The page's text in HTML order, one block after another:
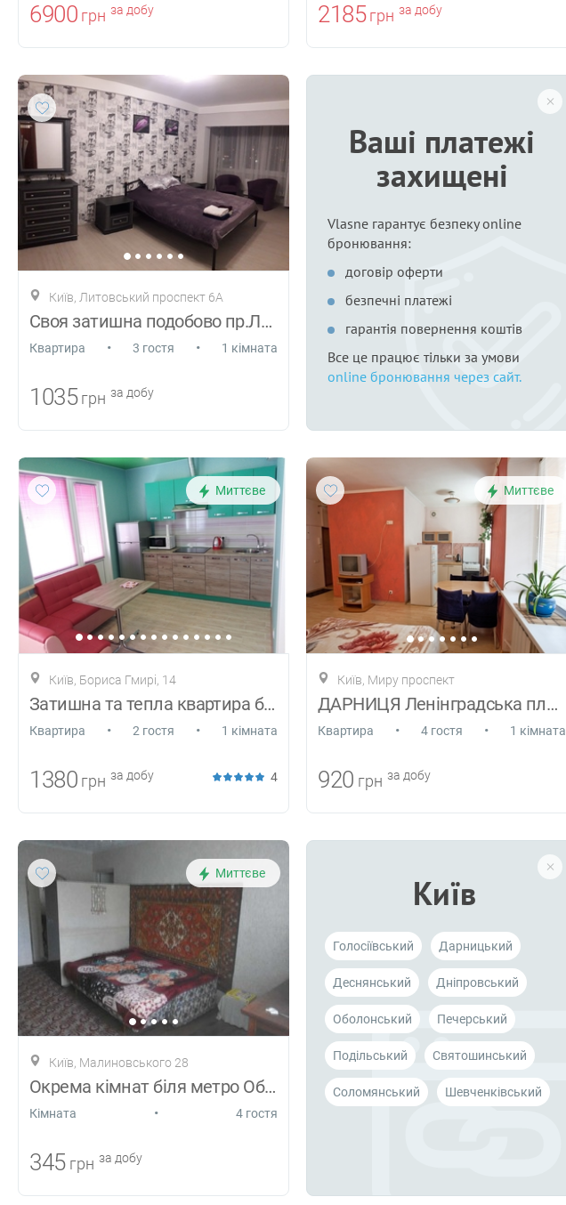
6900 грн за добу 2185 грн за добу
Київ, Литовський проспект 6А
Cвоя затишна подобово пр.Литовський 6А
Квартира • 3 гостя • 1 кімната
1035 грн за добу
Ваші платежі
захищені
Vlasne гарантує безпеку online
бронювання:
договір оферти
безпечні платежі
гарантія повернення коштів
Все це працює тільки за умови
online бронювання через сайт.
Миттєве
Київ, Бориса Гмирі, 14
Затишна та тепла квартира біля м.Познякі
Квартира • 2 гостя • 1 кімната
1380 грн за добу 4
Миттєве
Київ, Миру проспект
ДАРНИЦЯ Ленінградська площа
Квартира • 4 гостя • 1 кімната
920 грн за добу
Миттєве
Київ, Малиновського 28
Окрема кімнат біля метро Оболонь
Кiмната • 4 гостя
345 грн за добу
Київ
Голосіївський Дарницький
Деснянський Дніпровський
Оболонський Печерський
Подільський Святошинський
Соломянський Шевченківський